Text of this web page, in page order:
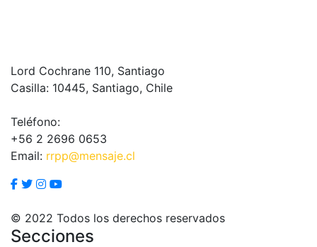
Lord Cochrane 110, Santiago
Casilla: 10445, Santiago, Chile
Teléfono:
+56 2 2696 0653
Email: rrpp@mensaje.cl
© 2022 Todos los derechos reservados
Secciones